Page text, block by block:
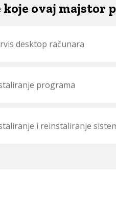
koje ovaj majstor
desktop računara
programa
i reinstaliranje